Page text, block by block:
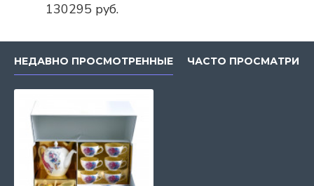
130295 руб.
НЕДАВНО ПРОСМОТРЕННЫЕ ЧАСТО